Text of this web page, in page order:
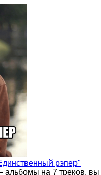
рэпер"
на 7 треков,